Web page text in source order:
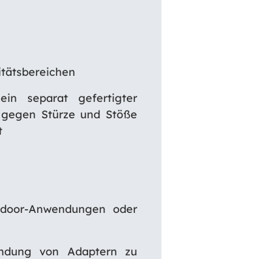
separat gefertigter
Stürze und Stöße
Anwendungen oder
von Adaptern zu